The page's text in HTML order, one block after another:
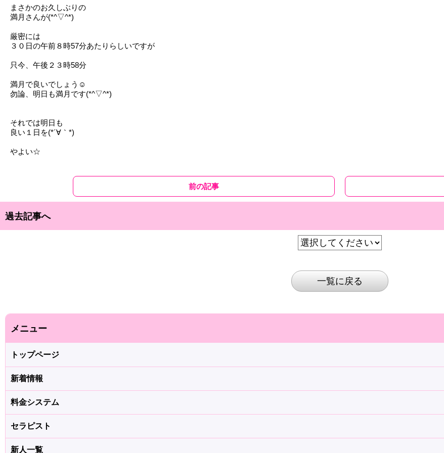
まさかのお久しぶりの
満月さんが(*^▽^*)
厳密には
３０日の午前８時57分あたりらしいですが
只今、午後２３時58分
満月で良いでしょう☺
勿論、明日も満月です(*^▽^*)
それでは明日も
良い１日を(*´∀｀*)
やよい☆
前の記事
過去記事へ
一覧に戻る
メニュー
トップページ
新着情報
料金システム
セラピスト
新人一覧